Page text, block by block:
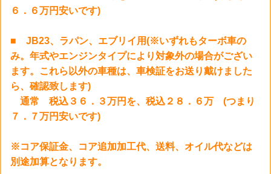
６．６万円安いです)
■ JB23、ラパン、エブリイ用(※いずれもターボ車の
み。年式やエンジンタイプにより対象外の場合がござい
ます。これら以外の車種は、車検証をお送り戴けました
ら、確認致します)
通常 税込３６．３万円を、税込２８．６万 (つまり
７．７万円安いです)
※コア保証金、コア追加加工代、送料、オイル代などは
別途加算となります。